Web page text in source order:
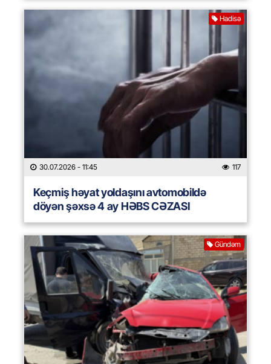
Hadisə
30.07.2026 - 11:45 117
Keçmiş həyat yoldaşını avtomobildə
döyən şəxsə 4 ay HƏBS CƏZASI
Gündəm